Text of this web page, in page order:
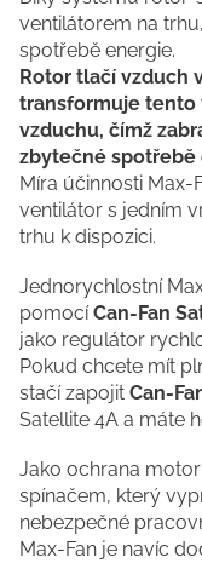
ventilátorem na
spotřebě energie.
Rotor tlačí vzduch
transformuje tento
vzduchu, čímž
zbytečné spotřebě
Míra účinnosti Max-
ventilátor s jedním
trhu k dispozici.
Jednorychlostní
pomocí Can-Fan
jako regulátor
Pokud chcete mít
stačí zapojit Can-
Satellite 4A a máte
Jako ochrana
spínačem, který
nebezpečné
Max-Fan je navíc